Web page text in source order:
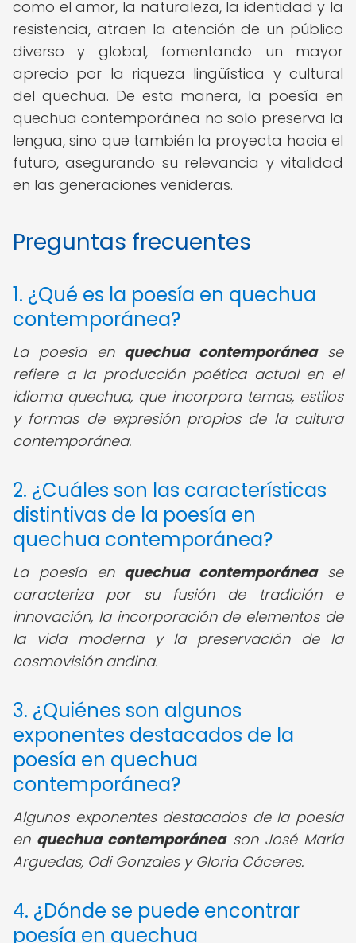
como el amor, la naturaleza, la identidad y la
resistencia, atraen la atención de un público
diverso y global, fomentando un mayor
aprecio por la riqueza lingüística y cultural
del quechua. De esta manera, la poesía en
quechua contemporánea no solo preserva la
lengua, sino que también la proyecta hacia el
futuro, asegurando su relevancia y vitalidad
en las generaciones venideras.
Preguntas frecuentes
1. ¿Qué es la poesía en quechua
contemporánea?
La poesía en quechua contemporánease
refiere a la producción poética actual en el
idioma quechua, que incorpora temas, estilos
y formas de expresión propios de la cultura
contemporánea.
2. ¿Cuáles son las características
distintivas de la poesía en
quechua contemporánea?
La poesía en quechua contemporánease
caracteriza por su fusión de tradición e
innovación, la incorporación de elementos de
la vida moderna y la preservación de la
cosmovisión andina.
3. ¿Quiénes son algunos
exponentes destacados de la
poesía en quechua
contemporánea?
Algunos exponentes destacados de la poesía
en quechua contemporáneason José María
Arguedas, Odi Gonzales y Gloria Cáceres.
4. ¿Dónde se puede encontrar
poesía en quechua